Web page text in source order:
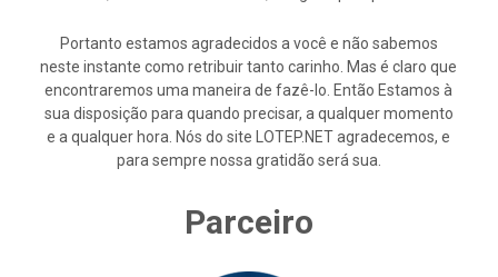
Portanto estamos agradecidos a você e não sabemos
neste instante como retribuir tanto carinho. Mas é claro que
encontraremos uma maneira de fazê-lo. Então Estamos à
sua disposição para quando precisar, a qualquer momento
e a qualquer hora. Nós do site LOTEP.NET agradecemos, e
para sempre nossa gratidão será sua.
Parceiro